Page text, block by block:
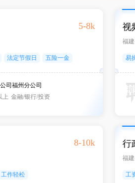
5-8k
法定节假日 五险一金
司福州分公司
上 金融/银行/投资
视
福
易
8-10k
工作轻松
行
福
工